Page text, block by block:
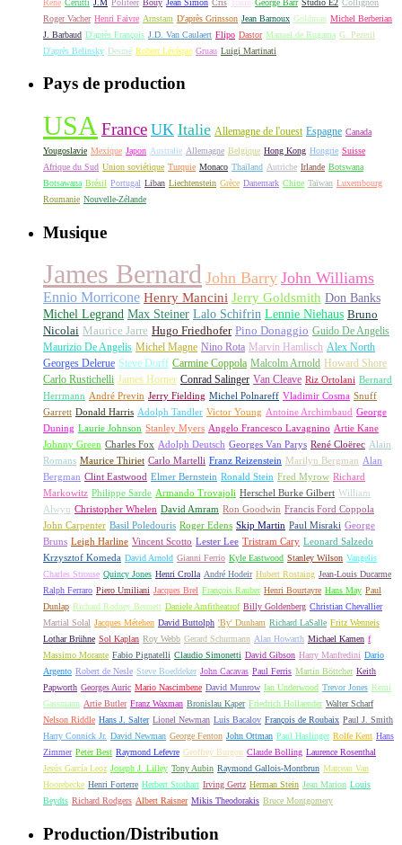
Roger Vacher Henri Faivre Arnstam D'après Grinsson Jean Barnoux Goldman Michel Berberian
J. Barbaud D'après François J.D. Van Caulaert Flipo Dastor Manuel de Rugama G. Pezeril
D'après Belinsky Desmé Robert Lévèque Gruau Luigi Martinati
Pays de production
USA France UK Italie Allemagne de l'ouest Espagne Canada
Yougoslavie Mexique Japon Australie Allemagne Belgique Hong Kong Hongrie Suisse
Afrique du Sud Union soviétique Turquie Monaco Thaïland Autriche Irlande Botswana
Botsawana Brésil Portugal Liban Liechtenstein Grèce Danemark Chine Taïwan Luxembourg
Roumanie Nouvelle-Zélande
Musique
James Bernard John Barry John Williams
Ennio Morricone Henry Mancini Jerry Goldsmith Don Banks
Michel Legrand Max Steiner Lalo Schifrin Lennie Niehaus Bruno
Nicolai Maurice Jarre Hugo Friedhofer Pino Donaggio Guido De Angelis
Maurizio De Angelis Michel Magne Nino Rota Marvin Hamlisch Alex North
Georges Delerue Steve Dorff Carmine Coppola Malcolm Arnold Howard Shore
Carlo Rustichelli James Horner Conrad Salinger Van Cleave Riz Ortolani Bernard
Herrmann André Previn Jerry Fielding Michel Polnareff Vladimir Cosma Snuff
Garrett Donald Harris Adolph Tandler Victor Young Antoine Archimbaud George
Duning Laurie Johnson Stanley Myers Angelo Francesco Lavagnino Artie Kane
Johnny Green Charles Fox Adolph Deutsch Georges Van Parys René Cloërec Alain
Romans Maurice Thiriet Carlo Martelli Franz Reizenstein Marilyn Bergman Alan
Bergman Clint Eastwood Elmer Bernstein Ronald Stein Fred Myrow Richard
Markowitz Philippe Sarde Armando Trovajoli Herschel Burke Gilbert William
Alwyn Christopher Whelen David Amram Ron Goodwin Francis Ford Coppola
John Carpenter Basil Poledouris Roger Edens Skip Martin Paul Misraki George
Bruns Leigh Harline Vincent Scotto Lester Lee Tristram Cary Leonard Salzedo
Krzysztof Komeda David Arnold Gianni Ferrio Kyle Eastwood Stanley Wilson Vangelis
Charles Strouse Quincy Jones Henri Crolla André Hodeir Hubert Rostaing Jean-Louis Ducarme
Ralph Ferraro Piero Umiliani Jacques Brel François Rauber Henri Bourtayre Hans May Paul
Dunlap Richard Rodney Bennett Daniele Amfitheatrof Billy Goldenberg Christian Chevallier
Martial Solal Jacques Métehen David Buttolph 'By' Dunham Richard LaSalle Fritz Wenneis
Lothar Brühne Sol Kaplan Roy Webb Gerard Schurmann Alan Howarth Michael Kamen f
Massimo Morante Fabio Pignatelli Claudio Simonetti David Gibson Harry Manfredini Dario
Argento Robert de Nesle Steve Boeddeker John Cacavas Paul Ferris Martin Böttcher Keith
Papworth Georges Auric Mario Nascimbene David Munrow Ian Underwood Trevor Jones Remi
Gassmann Artie Butler Franz Waxman Bronislau Kaper Friedrich Hollaender Walter Scharf
Nelson Riddle Hans J. Salter Lionel Newman Luis Bacalov François de Roubaix Paul J. Smith
Harry Connick Jr. David Newman George Fenton John Ottman Paul Haslinger Rolfe Kent Hans
Zimmer Peter Best Raymond Lefevre Geoffrey Burgon Claude Bolling Laurence Rosenthal
Jesús García Leoz Joseph J. Lilley Tony Aubin Raymond Gallois-Montbrun Marceau Van
Hoorebecke Henri Forterre Herbert Stothart Irving Gertz Herman Stein Jean Marion Louis
Beydts Richard Rodgers Albert Raisner Mikis Theodorakis Bruce Montgomery
Production/Distribution